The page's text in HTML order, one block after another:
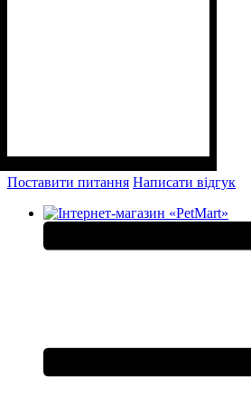
Поставити питання Написати відгук